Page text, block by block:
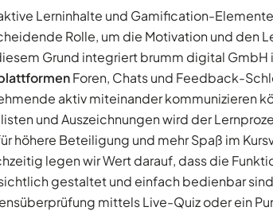
Lerninhalte und Gamification-
Rolle, um die Motivation und den
Grund integriert brumm digital GmbH
Foren, Chats und Feedback-
aktiv miteinander kommunizieren
und Auszeichnungen wird der
höhere Beteiligung und mehr Spaß im
legen wir Wert darauf, dass die
gestaltet und einfach bedienbar
mittels Live-Quiz oder ein